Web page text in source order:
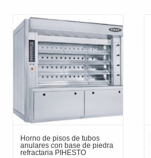
Horno de pisos de tubos
anulares con base de piedra
refractaria PIHESTO